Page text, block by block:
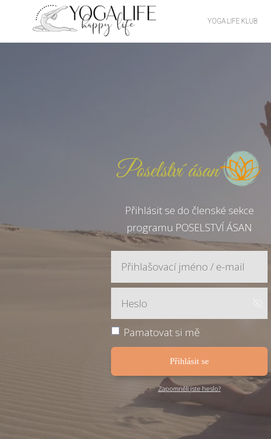
YOGA LIFE KLUB
Přihlásit se do členské sekce
programu POSELSTVÍ ÁSAN
Pamatovat si mě
Přihlásit se
Zapomněli jste heslo?